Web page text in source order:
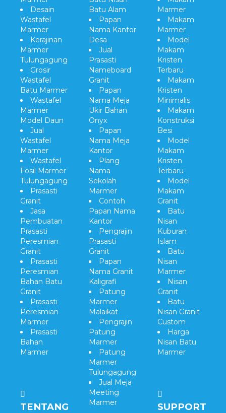
Desain
Wastafel
Marmer
Kerajinan
Marmer
Tulungagung
Grosir
Wastafel
Batu Marmer
Wastafel
Marmer
Model Daun
Jual
Wastafel
Marmer
Wastafel
Fosil Marmer
Tulungagung
Prasasti
Granit
Jasa
Pembuatan
Prasasti
Peresmian
Granit
Prasasti
Peresmian
Bahan Batu
Granit
Prasasti
Peresmian
Marmer
Prasasti
Bahan
Marmer
TENTANG
Batu Alam
Papan
Nama Kantor
Desa
Jual
Prasasti
Nameboard
Granit
Papan
Nama Meja
Ukir Bahan
Onyx
Papan
Nama Meja
Kantor
Plang
Nama
Sekolah
Marmer
Contoh
Papan Nama
Kantor
Pengrajin
Prasasti
Granit
Papan
Nama Granit
Kaligrafi
Patung
Marmer
Malaikat
Pengrajin
Patung
Marmer
Patung
Marmer
Tulungagung
Jual Meja
Meeting
Marmer
Marmer
Makam
Marmer
Model
Makam
Kristen
Terbaru
Makam
Kristen
Minimalis
Makam
Konstruksi
Besi
Model
Makam
Kristen
Terbaru
Model
Makam
Granit
Batu
Nisan
Kuburan
Islam
Batu
Nisan
Marmer
Nisan
Granit
Batu
Nisan Granit
Custom
Harga
Nisan Batu
Marmer
SUPPORT